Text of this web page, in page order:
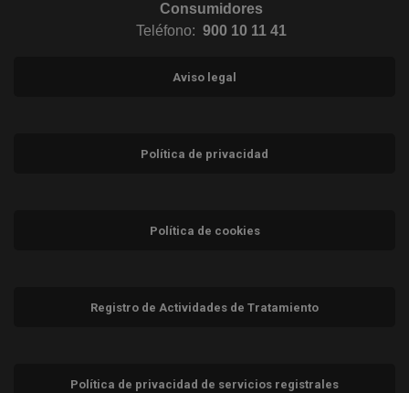
Consumidores
Teléfono: 900 10 11 41
Aviso legal
Política de privacidad
Política de cookies
Registro de Actividades de Tratamiento
Política de privacidad de servicios registrales